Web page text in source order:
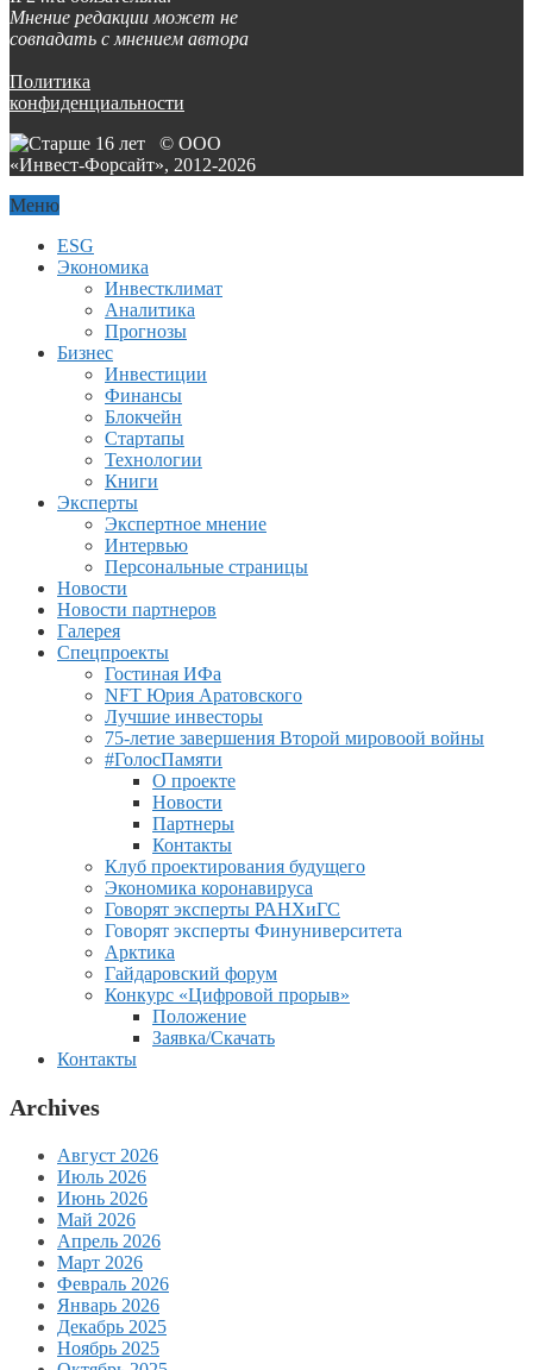
Мнение редакции может не
совпадать с мнением автора
Политика
конфиденциальности
© ООО
«Инвест-Форсайт», 2012-2026
Меню
ESG
Экономика
Инвестклимат
Аналитика
Прогнозы
Бизнес
Инвестиции
Финансы
Блокчейн
Стартапы
Технологии
Книги
Эксперты
Экспертное мнение
Интервью
Персональные страницы
Новости
Новости партнеров
Галерея
Спецпроекты
Гостиная ИФа
NFT Юрия Аратовского
Лучшие инвесторы
75-летие завершения Второй мировоой войны
#ГолосПамяти
О проекте
Новости
Партнеры
Контакты
Клуб проектирования будущего
Экономика коронавируса
Говорят эксперты РАНХиГС
Говорят эксперты Финуниверситета
Арктика
Гайдаровский форум
Конкурс «Цифровой прорыв»
Положение
Заявка/Скачать
Контакты
Archives
Август 2026
Июль 2026
Июнь 2026
Май 2026
Апрель 2026
Март 2026
Февраль 2026
Январь 2026
Декабрь 2025
Ноябрь 2025